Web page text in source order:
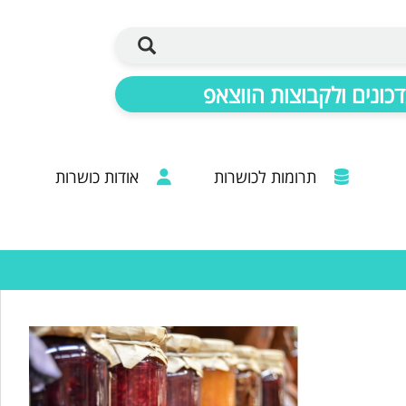
ולקבוצות הווצאפ
תרומות לכושרות אודות כושרות